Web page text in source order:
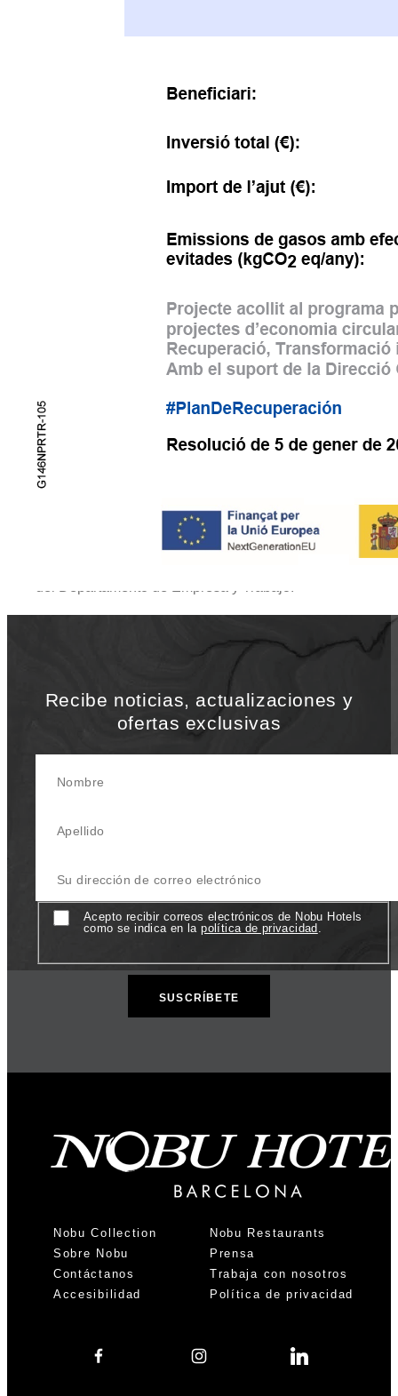
Innovación y eficiencia energética
Nuestro proyecto se basa en la digitalización,
sensorización, automatización y control mediante
nos permiten optimizar los recursos de forma
ayudas para la mejora del ahorro energético y la
economía circular en establecimientos turísticos,
dentro del Plan de Recuperación, Transformación y
Resiliencia (C14.I4:2), financiado por la Unión
Europea – NextGenerationEU.
Con el apoyo de la Dirección General de Turismo
Recibe noticias, actualizaciones y
ofertas exclusivas
Consentimiento
Acepto recibir correos electrónicos de Nobu Hotels
como se indica en lapolítica de privacidad .
Nobu Collection
Nobu Restaurants
Sobre Nobu
Prensa
Contáctanos
Trabaja con nosotros
Accesibilidad
Política de privacidad